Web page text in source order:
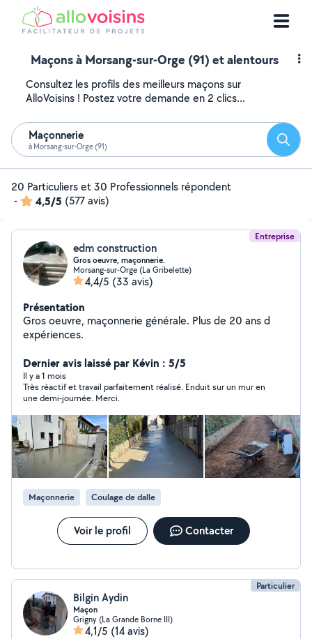
Maçons à Morsang-sur-Orge (91) et alentours
Consultez les profils des meilleurs maçons sur
AlloVoisins ! Postez votre demande en 2 clics...
Maçonnerie
à Morsang-sur-Orge (91)
20 Particuliers et 30 Professionnels répondent
-
4,5/5 (577 avis)
Entreprise
edm construction
Gros oeuvre, maçonnerie.
Morsang-sur-Orge (La Gribelette)
4,4/5 (33 avis)
Présentation
Gros oeuvre, maçonnerie générale. Plus de 20 ans d
expériences.
Dernier avis laissé par Kévin : 5/5
Il y a 1 mois
Très réactif et travail parfaitement réalisé. Enduit sur un mur en
une demi-journée. Merci.
Maçonnerie Coulage de dalle
Voir le profil Contacter
Particulier
Bilgin Aydin
Maçon
Grigny (La Grande Borne III)
4,1/5 (14 avis)